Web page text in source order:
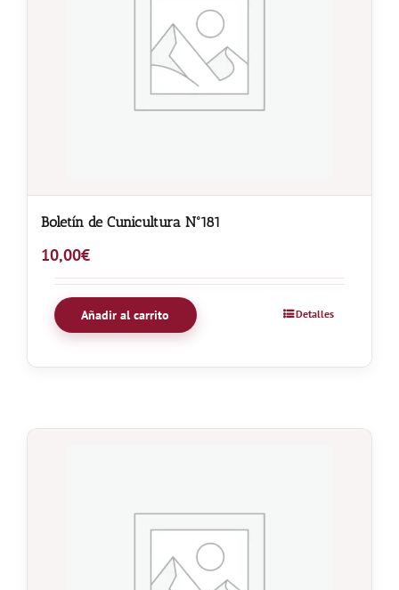
Boletín de Cunicultura Nº181
10,00€
Añadir al carrito Detalles